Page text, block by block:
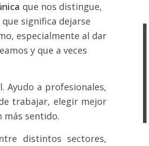
que nos distingue,
significa dejarse
especialmente al dar
y que a veces
Ayudo a profesionales,
trabajar, elegir mejor
más sentido.
distintos sectores,